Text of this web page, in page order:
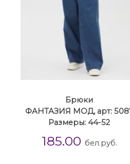
Брюки
ФАНТАЗИЯ МОД, арт:
Размеры: 44-52
185.00 бел.руб.